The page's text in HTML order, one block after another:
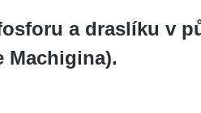
a draslíku v
Machigina).